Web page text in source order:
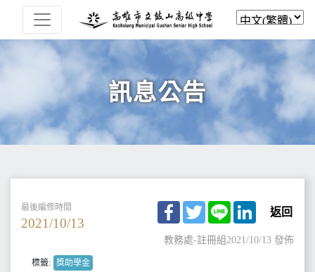
訊息公告
最後編修時間
2021/10/13
Facebook
TwitterLine LinkedIn
返回
教務處-註冊組2021/10/13 發佈
標籤: 獎助學金